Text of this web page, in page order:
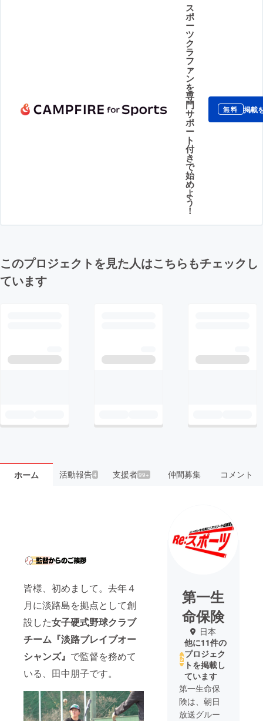
ス
ポ
ー
ツ
ク
ラ
フ
ァ
ン
を
専
門
サ
ポ
ー
ト
付
き
で
始
め
よ
う
！
無料 掲載
このプロジェクトを見た人はこちらもチェックし
ています
ホーム 活動報告4 支援者99+ 仲間募集 コメント
皆様、初めまして。去年４
月に淡路島を拠点として創
設した女子硬式野球クラブ
チーム『淡路ブレイブオー
シャンズ』 で監督を務めて
いる、田中朋子です。
第一生
命保険
日本
他に11件の
プロジェク
トを掲載し
ています
第一生命保
険は、朝日
放送グルー